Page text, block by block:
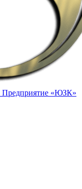
Предприятие «ЮЗК»